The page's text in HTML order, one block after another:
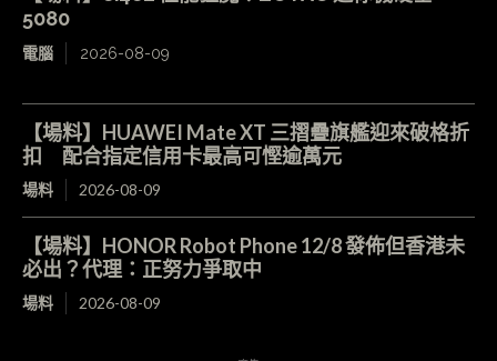
5080
電腦 2026-08-09
【場料】HUAWEI Mate XT 三摺疊旗艦迎來破格折
扣 配合指定信用卡最高可慳逾萬元
場料 2026-08-09
【場料】HONOR Robot Phone 12/8 發佈但香港未
必出？代理：正努力爭取中
場料 2026-08-09